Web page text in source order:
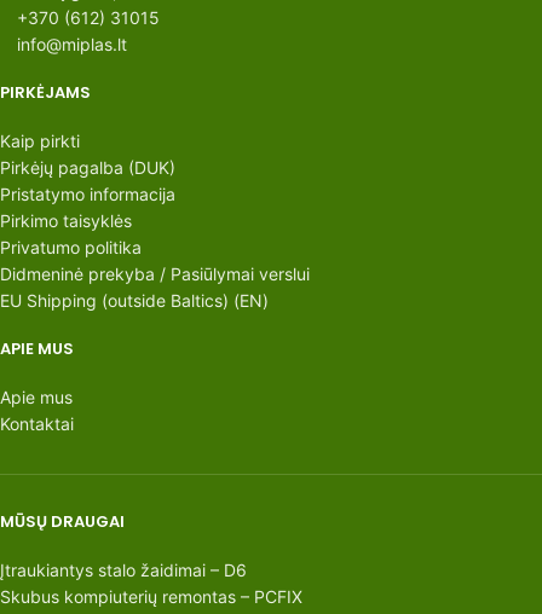
+370 (612) 31015
info@miplas.lt
PIRKĖJAMS
Kaip pirkti
Pirkėjų pagalba (DUK)
Pristatymo informacija
Pirkimo taisyklės
Privatumo politika
Didmeninė prekyba / Pasiūlymai verslui
EU Shipping (outside Baltics) (EN)
APIE MUS
Apie mus
Kontaktai
MŪSŲ DRAUGAI
Įtraukiantys stalo žaidimai – D6
Skubus kompiuterių remontas – PCFIX